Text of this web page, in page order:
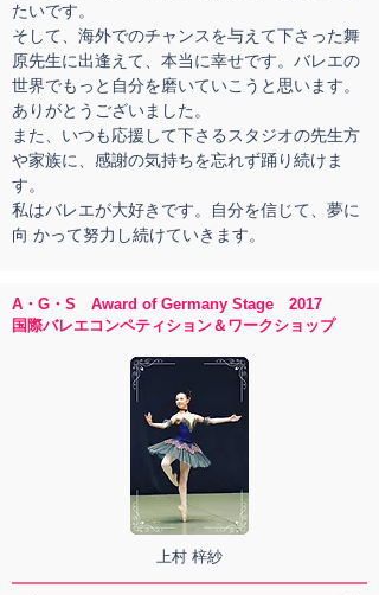
たいです。
そして、海外でのチャンスを与えて下さった舞
原先生に出逢えて、本当に幸せです。バレエの
世界でもっと自分を磨いていこうと思います。
ありがとうございました。
また、いつも応援して下さるスタジオの先生方
や家族に、感謝の気持ちを忘れず踊り続けま
す。
私はバレエが大好きです。自分を信じて、夢に
向 かって努力し続けていきます。
A・G・S Award of Germany Stage 2017
国際バレエコンペティション＆ワークショップ
上村 梓紗